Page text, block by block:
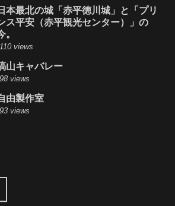
本最北の城「赤平徳川城」と「プリ
ス平安（赤平観光センター）」の
。
110 views
山キャバレー
98 views
由製作室
93 views